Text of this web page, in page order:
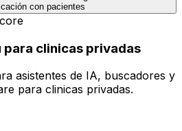
con pacientes
core
clinicas privadas
asistentes de IA, buscadores y
para clinicas privadas.